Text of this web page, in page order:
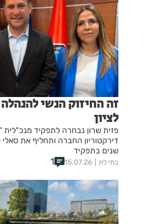
זה החיזוק הנשי
לציון
פזית שרון נבחרה לתפקיד מנכ"לית
שנים בתפקיד
בתי לוין 15.07.26
1